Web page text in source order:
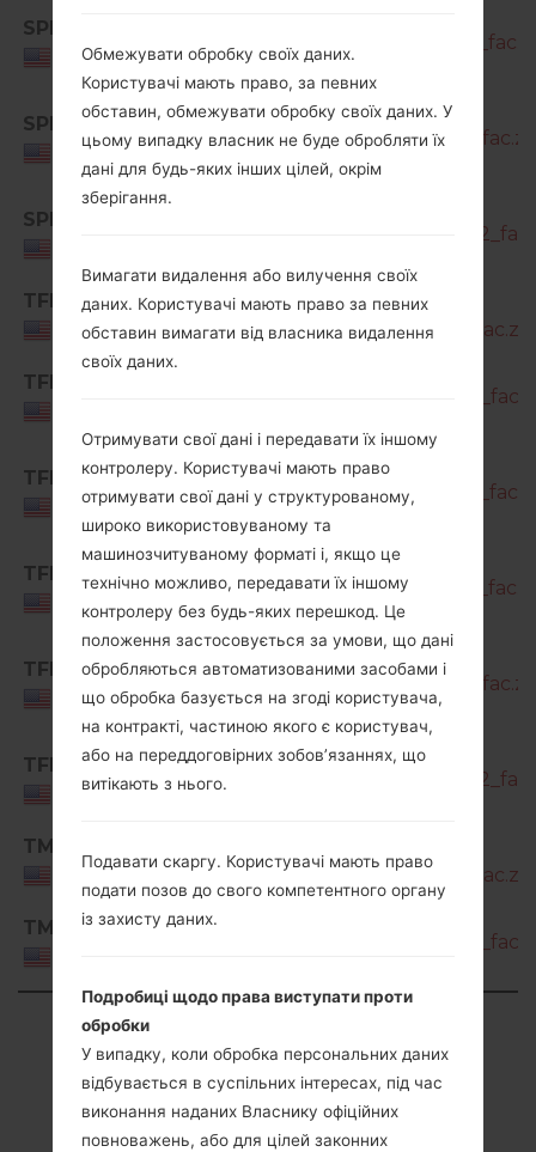
SPR
USA
SPR
USA
SM-
SPR
SM-
TFN
USA
SM-
A716U1_1_20210216153106_04fxelg1nj_fac.zip
TFN
SM-
TFN
USA
SM-
TFN
USA
SM-
TFN
USA
TFN
USA
SM-
TMB
A716U1_1_20210216153106_04fxelg1nj_fac.zip
TMB
SM-
Showing 1 to 50 of 90 entries
Previous 1 2 Next
Обмежувати обробку своїх даних.
Користувачі мають право, за певних
обставин, обмежувати обробку своїх даних. У
цьому випадку власник не буде обробляти їх
дані для будь-яких інших цілей, окрім
зберігання.
Вимагати видалення або вилучення своїх
даних. Користувачі мають право за певних
обставин вимагати від власника видалення
своїх даних.
Отримувати свої дані і передавати їх іншому
контролеру. Користувачі мають право
отримувати свої дані у структурованому,
широко використовуваному та
машинозчитуваному форматі і, якщо це
технічно можливо, передавати їх іншому
контролеру без будь-яких перешкод. Це
положення застосовується за умови, що дані
обробляються автоматизованими засобами і
що обробка базується на згоді користувача,
на контракті, частиною якого є користувач,
або на переддоговірних зобов’язаннях, що
витікають з нього.
Подавати скаргу. Користувачі мають право
подати позов до свого компетентного органу
із захисту даних.
Подробиці щодо права виступати проти
обробки
У випадку, коли обробка персональних даних
відбувається в суспільних інтересах, під час
виконання наданих Власнику офіційних
повноважень, або для цілей законних